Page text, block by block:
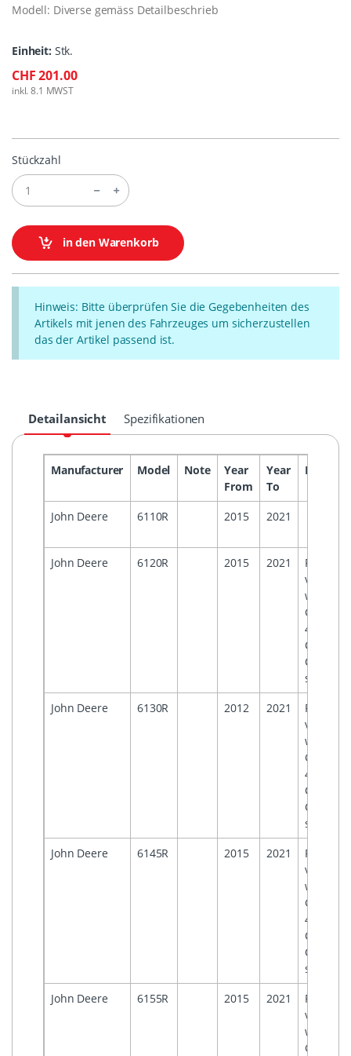
Modell: Diverse gemäss Detailbeschrieb
Einheit: Stk.
CHF 201.00
inkl. 8.1 MWST
Stückzahl
in den Warenkorb
Hinweis: Bitte überprüfen Sie die Gegebenheiten des
Artikels mit jenen des Fahrzeuges um sicherzustellen
das der Artikel passend ist.
Detailansicht Spezifikationen
Manufacturer Model Note
Year
From
Year
To
John Deere 6110R 2015 2021
John Deere 6120R 2015 2021
For
vehicles
with
4
Centre
systems
John Deere
6130R 2012 2021
For
vehicles
with
4
Centre
systems
John Deere
6145R 2015 2021
For
vehicles
with
4
Centre
systems
John Deere
6155R 2015 2021
For
vehicles
with